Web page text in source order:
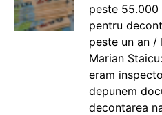
peste
pentru
peste un an /
Marian
eram
depunem
decontarea